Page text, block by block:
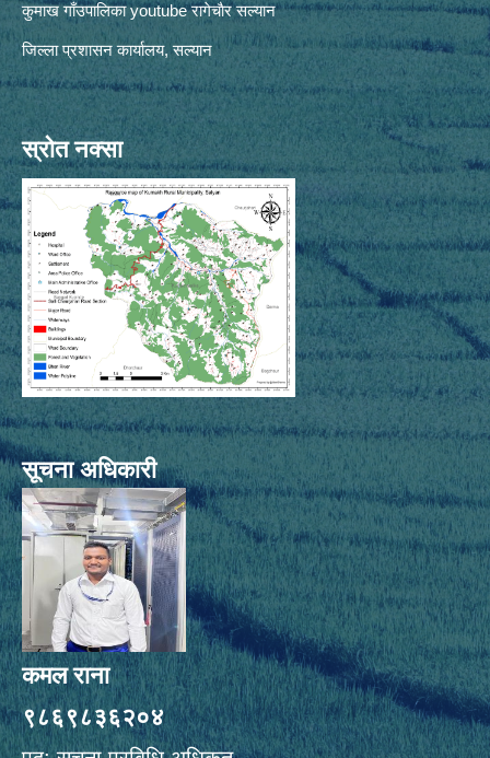
कुमाख गाँउपालिका youtube रागेचाैर सल्यान
जिल्ला प्रशासन कार्यालय, सल्यान
स्रोत नक्सा
सूचना अधिकारी
कमल राना
९८६९८३६२०४